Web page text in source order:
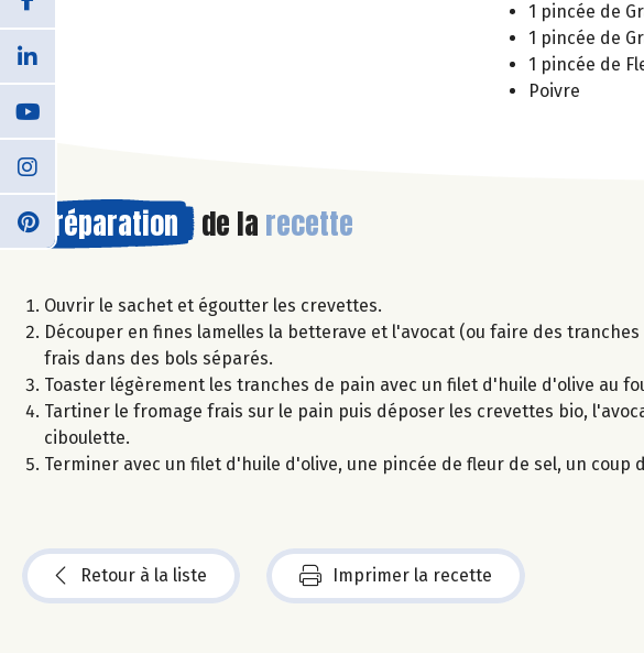
1 pincée de
1 pincée de
1 pincée de
Poivre
Préparation de la recette
Ouvrir le sachet et égoutter les crevettes.
Découper en fines lamelles la betterave et l'avocat (ou faire des
frais dans des bols séparés.
Toaster légèrement les tranches de pain avec un filet d'huile d'olive au
Tartiner le fromage frais sur le pain puis déposer les crevettes bio,
ciboulette.
Terminer avec un filet d'huile d'olive, une pincée de fleur de sel, un
Retour à la liste Imprimer la recette